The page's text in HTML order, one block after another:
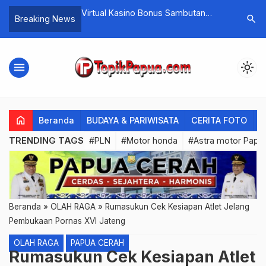
Breaking News
Situs Judi Slot Asia Terpercaya Aplikasi
search
menu light_mode
home Beranda BUDAYA & PARIWISATA CERITA FOTO
TRENDING TAGS #PLN #Motor honda #Astra motor
Beranda » OLAH RAGA » Rumasukun Cek Kesiapan Atlet Jelang
Pembukaan Pornas XVI Jateng
OLAH RAGA PAPUA CERAH
Rumasukun Cek Kesiapan Atlet